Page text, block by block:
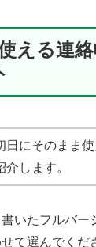
える連
日にそのまま
します。
いたフルバー
て選んでくだ